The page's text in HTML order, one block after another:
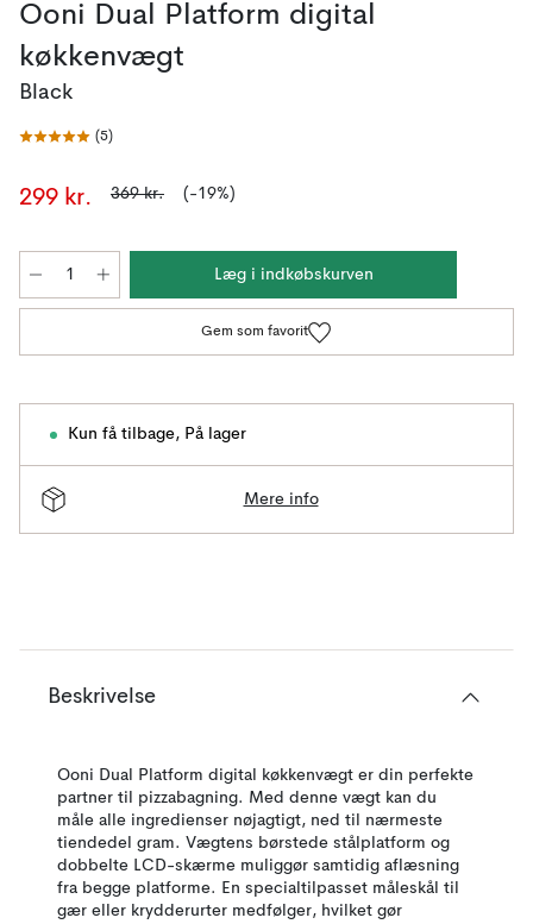
Ooni Dual Platform digital
køkkenvægt
Black
(5)
299 kr. 369 kr. (-19%)
Læg i indkøbskurven
Gem som favorit
Kun få tilbage, På lager
Mere info
Beskrivelse
Ooni Dual Platform digital køkkenvægt er din perfekte
partner til pizzabagning. Med denne vægt kan du
måle alle ingredienser nøjagtigt, ned til nærmeste
tiendedel gram. Vægtens børstede stålplatform og
dobbelte LCD-skærme muliggør samtidig aflæsning
fra begge platforme. En specialtilpasset måleskål til
gær eller krydderurter medfølger, hvilket gør